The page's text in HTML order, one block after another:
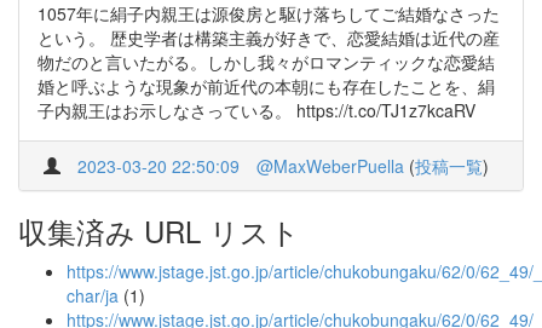
1057年に絹子内親王は源俊房と駆け落ちしてご結婚なさった
という。 歴史学者は構築主義が好きで、恋愛結婚は近代の産
物だのと言いたがる。しかし我々がロマンティックな恋愛結
婚と呼ぶような現象が前近代の本朝にも存在したことを、絹
子内親王はお示しなさっている。 https://t.co/TJ1z7kcaRV
2023-03-20 22:50:09 @MaxWeberPuella (投稿一覧)
収集済み URL リスト
https://www.jstage.jst.go.jp/article/chukobungaku/62/0/62_49/
char/ja (1)
https://www.jstage.jst.go.jp/article/chukobungaku/62/0/62_49/